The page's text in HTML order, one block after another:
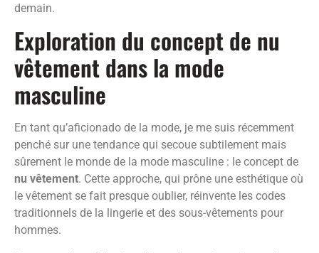
demain.
Exploration du concept de nu
vêtement dans la mode
masculine
En tant qu’aficionado de la mode, je me suis récemment
penché sur une tendance qui secoue subtilement mais
sûrement le monde de la mode masculine : le concept de
nu vêtement. Cette approche, qui prône une esthétique où
le vêtement se fait presque oublier, réinvente les codes
traditionnels de la lingerie et des sous-vêtements pour
hommes.